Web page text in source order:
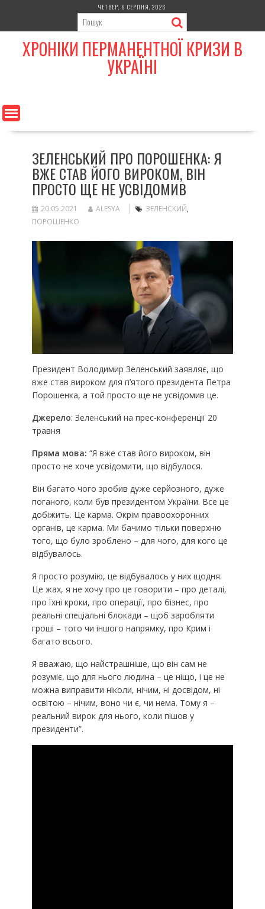
content
ЧЕТВЕР, 6 СЕРПНЯ, 2026
ХРОНІКИ ПЕРМАНЕНТНОЇ КРИЗИ В
УКРАЇНІ
ЗЕЛЕНСЬКИЙ ПРО ПОРОШЕНКА: Я
ВЖЕ СТАВ ЙОГО ВИРОКОМ, ВІН
ПРОСТО ЩЕ НЕ УСВІДОМИВ
20.05.2021 ALESYA ЗЕЛЕНСКИЙ,
ПОРОШЕНКО
Президент Володимир Зеленський заявляє, що
вже став вироком для п’ятого президента Петра
Порошенка, а той просто ще не усвідомив це.
Джерело: Зеленський на прес-конференції 20
травня
Пряма мова: “Я вже став його вироком, він
просто не хоче усвідомити, що відбулося.
Він багато чого зробив дуже серйозного, дуже
поганого, коли був президентом України. Все це
добіжить. Це карма. Окрім правоохоронних
органів, це карма. Ми бачимо тільки поверхню
того, що було зроблено – для чого, для кого це
відбувалось.
Я просто розумію, це відбувалось у них щодня.
Це жах, я не хочу про це говорити – про деталі,
про їхні кроки, про операції, про бізнес, про
реальні спеціальні блокади – щоб заробляти
гроші – того чи іншого напрямку, про Крим і
багато всього.
Я вважаю, що найстрашніше, що він сам не
розуміє, що для нього людина – це ніщо, і це не
можна виправити ніколи, нічим, ні досвідом, ні
освітою – нічим, воно чи є, чи нема. Тому я –
реальний вирок для нього, коли пішов у
президенти”.